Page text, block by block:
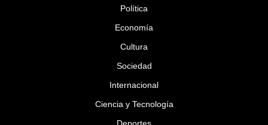
Política
Economía
Cultura
Sociedad
Internacional
Ciencia y Tecnología